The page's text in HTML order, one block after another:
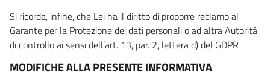
Si ricorda, infine, che Lei ha il diritto di proporre reclamo al
Garante per la Protezione dei dati personali o ad altra Autorità
di controllo ai sensi dell’art. 13, par. 2, lettera d) del GDPR
MODIFICHE ALLA PRESENTE INFORMATIVA